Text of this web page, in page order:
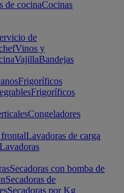
de cocinaCocinas
de
Vinos y
VajillaBandejas
Frigoríficos
Frigoríficos
Congeladores
Lavadoras de carga
Lavadoras
Secadoras con bomba de
Secadoras de
Secadoras por Kg